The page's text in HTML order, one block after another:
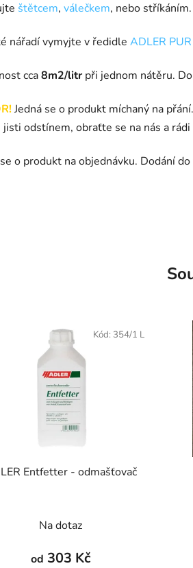
štětcem, válečkem, nebo stříkáním.
nářadí vymyjte v ředidle ADLER
cca8m2/litr při jednom nátěru.
Jedná se o produkt míchaný na
odstínem, obraťte se na nás a
o produkt na objednávku. Dodání
Entfetter - odmašťovač
Na dotaz
od 303 Kč
Kód: 354/1 L